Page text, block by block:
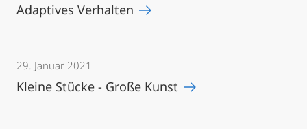
Adaptives Verhalten
29. Januar 2021
Kleine Stücke - Große Kunst